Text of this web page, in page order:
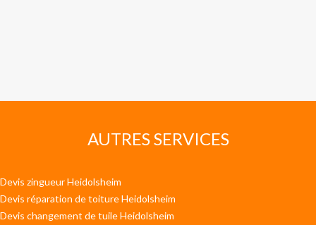
AUTRES SERVICES
Devis zingueur Heidolsheim
Devis réparation de toiture Heidolsheim
Devis changement de tuile Heidolsheim